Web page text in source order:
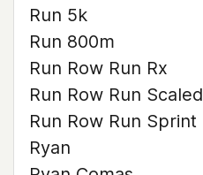
Run 5k
Run 800m
Run Row Run Rx
Run Row Run Scaled
Run Row Run Sprint
Ryan